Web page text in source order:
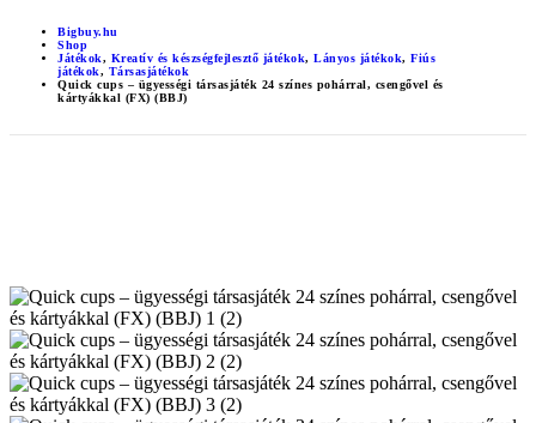
Bigbuy.hu
Shop
Játékok, Kreatív és készségfejlesztő játékok, Lányos játékok, Fiús
játékok, Társasjátékok
Quick cups – ügyességi társasjáték 24 színes pohárral, csengővel és
kártyákkal (FX) (BBJ)